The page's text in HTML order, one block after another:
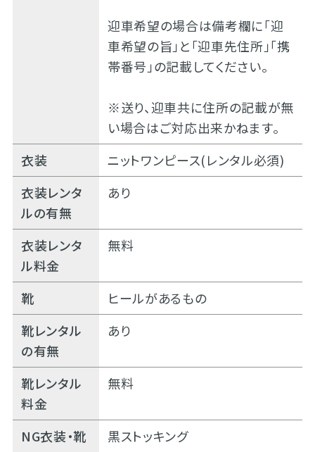
迎車希望の場合は備考欄に「迎
車希望の旨」と「迎車先住所」「携
帯番号」の記載してください。
※送り、迎車共に住所の記載が無
い場合はご対応出来かねます。
衣装
ニットワンピース(レンタル必須)
衣装レンタ
ルの有無
あり
衣装レンタ
ル料金
無料
靴
ヒールがあるもの
靴レンタル
の有無
あり
靴レンタル
料金
無料
NG衣装・靴
黒ストッキング